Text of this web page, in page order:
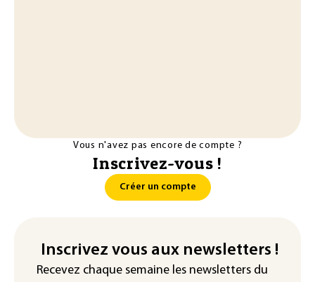
Vous n'avez pas encore de compte ?
Inscrivez-vous !
Créer un compte
Inscrivez vous aux newsletters !
Recevez chaque semaine les newsletters du